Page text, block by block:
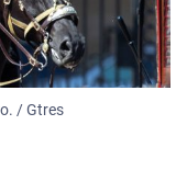
/ Gtres